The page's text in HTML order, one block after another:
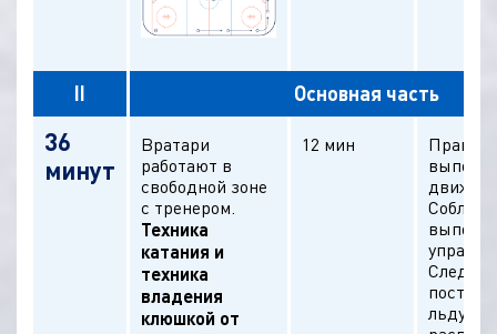
II Основная часть
36
минут
Вратари
работают в
свободной зоне
с тренером.
Техника
катания и
техника
владения
клюшкой от
12 мин
льду,